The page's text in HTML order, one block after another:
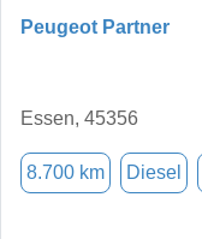
Peugeot Partner
Essen, 45356
8.700 km Diesel